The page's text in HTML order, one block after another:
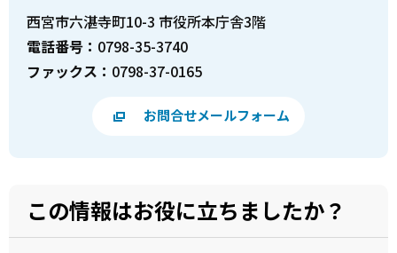
西宮市六湛寺町10-3 市役所本庁舎3階
電話番号： 0798-35-3740
ファックス： 0798-37-0165
お問合せメールフォーム
この情報はお役に立ちましたか？